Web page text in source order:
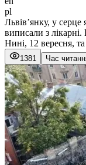
pl
Львів’янку, у серце
виписали з
Нині, 12 вересня, та
1381 Час